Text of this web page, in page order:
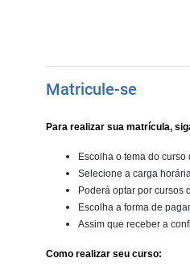
Matricule-se
Para realizar sua matrícula,
Escolha o tema do
Selecione a carga
Poderá optar por cursos
Escolha a forma de
Assim que receber a
Como realizar seu curso: